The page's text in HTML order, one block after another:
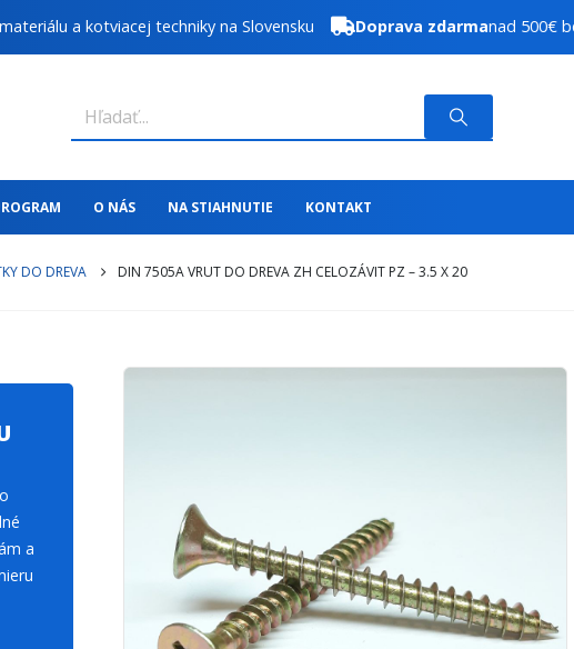
a kotviacej techniky na Slovensku Doprava zdarmanad 500€
O NÁS NA STIAHNUTIE KONTAKT
DO DREVA DIN 7505A VRUT DO DREVA ZH CELOZÁVIT PZ – 3.5 X 20
a